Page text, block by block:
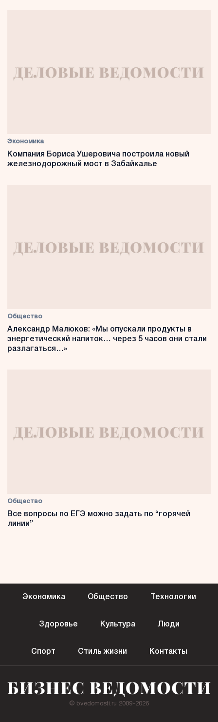
Экономика
Компания Бориса Ушеровича построила новый
железнодорожный мост в Забайкалье
Общество
Александр Малюков: «Мы опускали продукты в
энергетический напиток… через 5 часов они стали
разлагаться…»
Общество
Все вопросы по ЕГЭ можно задать по “горячей
линии”
Экономика Общество Технологии
Здоровье Культура Люди
Спорт Стиль жизни Контакты
© bvedomosti.ru 2009-2026